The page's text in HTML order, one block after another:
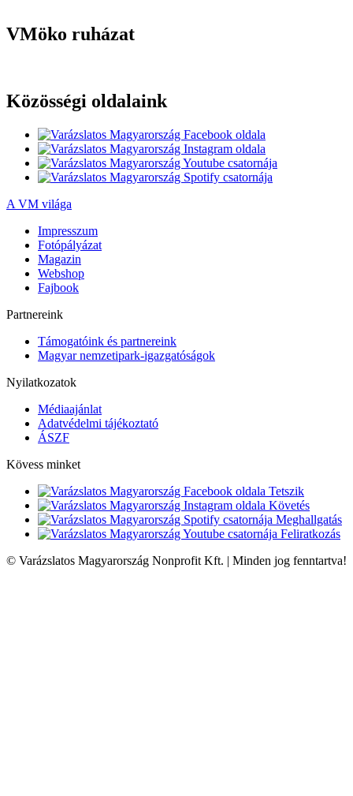
VMöko ruházat
Közösségi oldalaink
A VM világa
Impresszum
Fotópályázat
Magazin
Webshop
Fajbook
Partnereink
Támogatóink és partnereink
Magyar nemzetipark-igazgatóságok
Nyilatkozatok
Médiaajánlat
Adatvédelmi tájékoztató
ÁSZF
Kövess minket
Tetszik
Követés
Meghallgatás
Feliratkozás
© Varázslatos Magyarország Nonprofit Kft. | Minden jog fenntartva!